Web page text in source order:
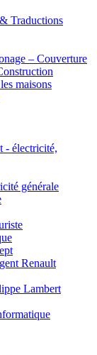
Traductions
– Couverture
maisons
- électricité,
générale
Renault
Lambert